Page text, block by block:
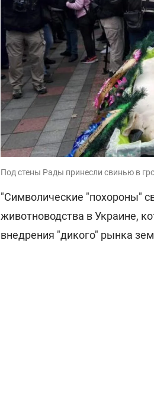
Под стены Рады принесли свинью в
"Символические "похороны"
животноводства в Украине,
внедрения "дикого" рынка